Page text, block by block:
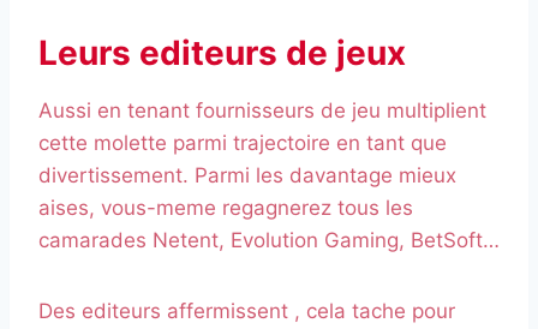
Leurs editeurs de jeux
Aussi en tenant fournisseurs de jeu multiplient
cette molette parmi trajectoire en tant que
divertissement. Parmi les davantage mieux
aises, vous-meme regagnerez tous les
camarades Netent, Evolution Gaming, BetSoft…
Des editeurs affermissent , cela tache pour